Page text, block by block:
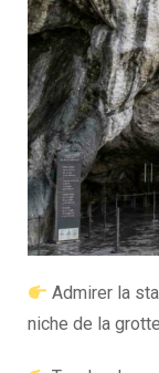
Admirer la
niche de la